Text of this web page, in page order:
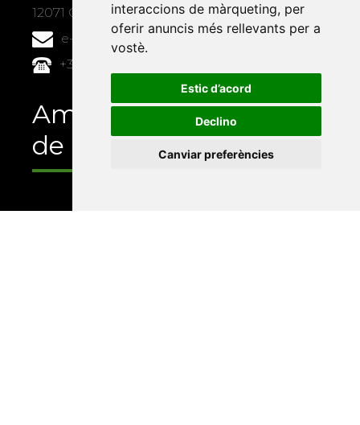
interaccions de màrqueting, per
oferir anuncis més rellevants per a
vostè.
Estic d’acord
Declino
Canviar preferències
12071 Castelló de la Plana
e-buc@vives.org
+34 964 72 89 93
Amb el suport
de